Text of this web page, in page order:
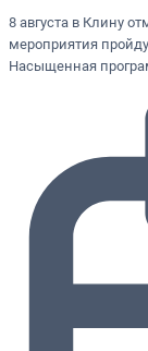
8 августа в Клину
мероприятия
Насыщенная